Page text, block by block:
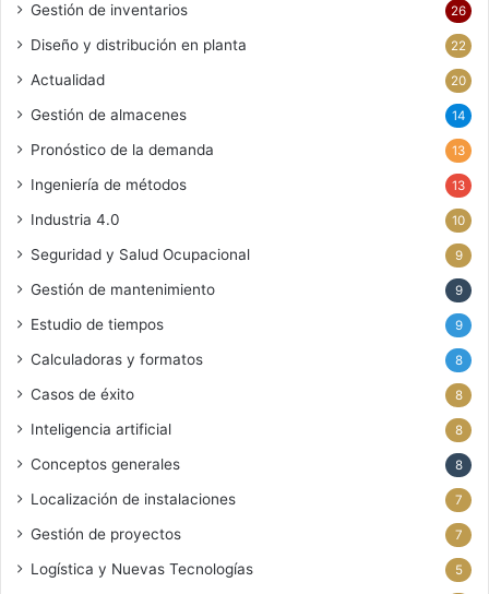
Gestión de inventarios 26
Diseño y distribución en planta 22
Actualidad 20
Gestión de almacenes 14
Pronóstico de la demanda 13
Ingeniería de métodos 13
Industria 4.0 10
Seguridad y Salud Ocupacional 9
Gestión de mantenimiento 9
Estudio de tiempos 9
Calculadoras y formatos 8
Casos de éxito 8
Inteligencia artificial 8
Conceptos generales 8
Localización de instalaciones 7
Gestión de proyectos 7
Logística y Nuevas Tecnologías 5